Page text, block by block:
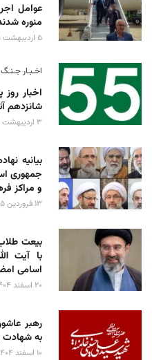
منوره
۵ اردیبهشت ۱۴۰۵
اخـبـار جـنـگ -
اخبار
شانزدهم
۳ اردیبهشت ۱۴۰۵
بیانیه
جمهوری
و مراکز
۱۳ فروردین ۱۴۰۵
بیعت
با آیت
اسامی
۲۰ اسفند ۱۴۰۴
رهبر
به شهادت
۱۰ اسفند ۱۴۰۴